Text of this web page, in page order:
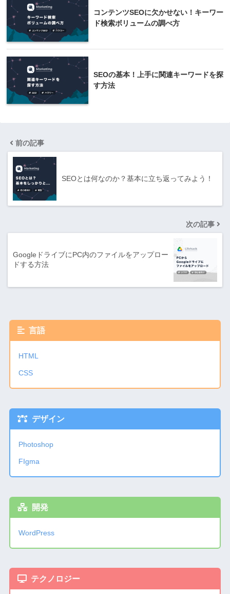
コンテンツSEOに欠かせない！キーワー
ド検索ボリュームの調べ方
SEOの基本！上手に関連キーワードを探
す方法
前の記事
SEOとは何なのか？基本に立ち返ってみよう！
次の記事
GoogleドライブにPC内のファイルをアップロー
ドする方法
言語
HTML
CSS
デザイン
Photoshop
FIgma
開発
WordPress
テクノロジー